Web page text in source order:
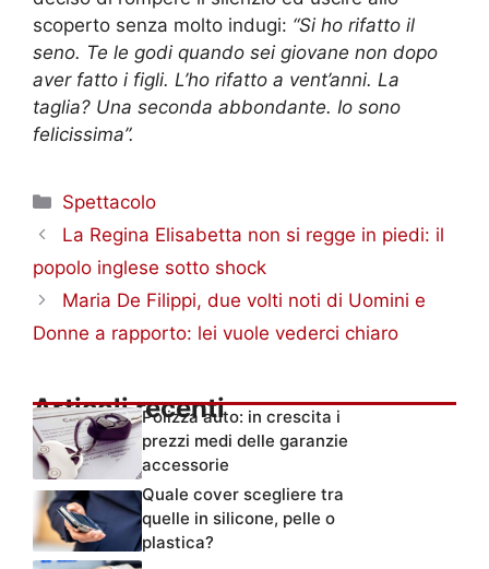
scoperto senza molto indugi: “Si ho rifatto il
seno. Te le godi quando sei giovane non dopo
aver fatto i figli. L’ho rifatto a vent’anni. La
taglia? Una seconda abbondante. Io sono
felicissima”.
Categorie
Spettacolo
La Regina Elisabetta non si regge in piedi: il
popolo inglese sotto shock
Maria De Filippi, due volti noti di Uomini e
Donne a rapporto: lei vuole vederci chiaro
Articoli recentiPolizza auto: in crescita i
prezzi medi delle garanzie
accessorie
Quale cover scegliere tra
quelle in silicone, pelle o
plastica?